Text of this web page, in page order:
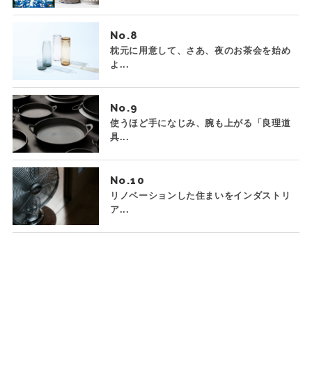
No.
枕元に用意して、さあ、夜のお茶会を始め
よ...
No.
使うほど手になじみ、腕も上がる「良理道
具...
No.
リノベーションした住まいをインダストリ
ア...